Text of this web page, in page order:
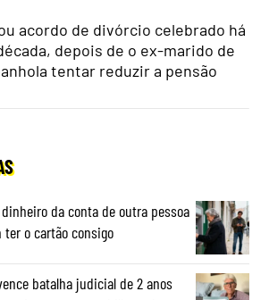
acordo de divórcio celebrado há
depois de o ex-marido de
tentar reduzir a pensão
da conta de outra pessoa
ter o cartão consigo
batalha judicial de 2 anos